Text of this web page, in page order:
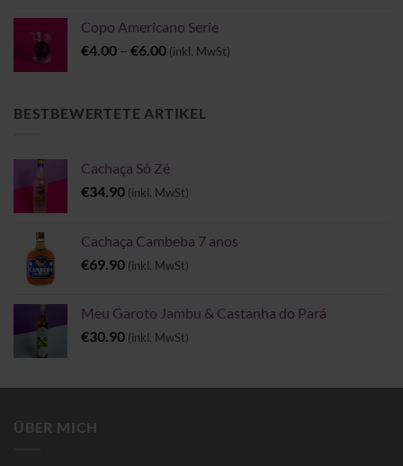
Copo Americano Serie
€4.00 – €6.00Preisspanne:
€6.00
(inkl. MwSt)
BESTBEWERTETE ARTIKEL
Cachaça Sô Zé
€34.90 (inkl. MwSt)
Cachaça Cambeba 7 anos
€69.90 (inkl. MwSt)
Meu Garoto Jambu & Castanha do Pará
€30.90 (inkl. MwSt)
ÜBER MICH